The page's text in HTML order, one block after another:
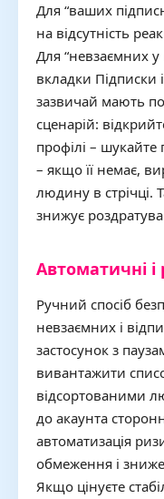
Для “ваших
на відсутність
Для “невзаємних у
вкладки Підписки
зазвичай мають
сценарій:
профілі – шукайте
– якщо її немає,
людину в стрічці.
знижує
Автоматичні і
Ручний спосіб
невзаємних і
застосунок з
вивантажити
відсортованими
до акаунта
автоматизація
обмеження і
Якщо цінуєте